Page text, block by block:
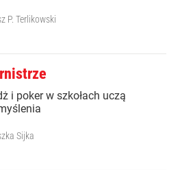
P. Terlikowski
i poker w szkołach uczą
Sijka